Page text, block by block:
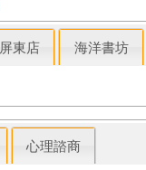
屏東店 海洋書坊
心理諮商